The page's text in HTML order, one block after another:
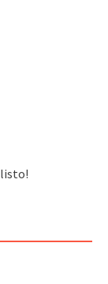
listo!